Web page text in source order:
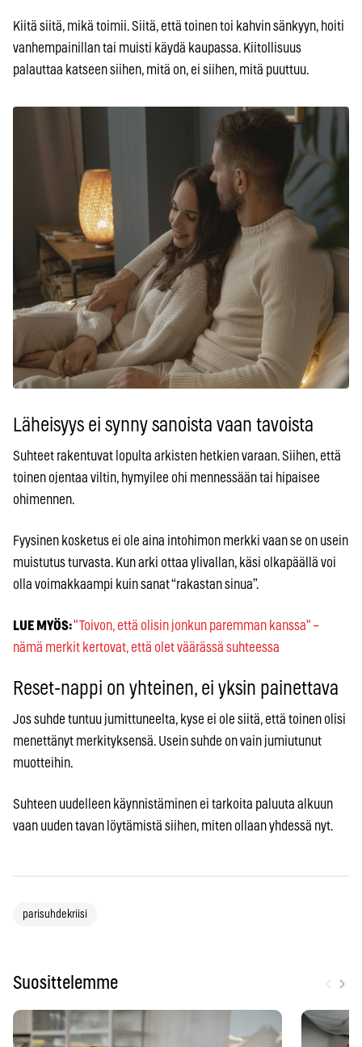
Kiitä siitä, mikä toimii. Siitä, että toinen toi kahvin sänkyyn, hoiti
vanhempainillan tai muisti käydä kaupassa. Kiitollisuus
palauttaa katseen siihen, mitä on, ei siihen, mitä puuttuu.
Läheisyys ei synny sanoista vaan tavoista
Suhteet rakentuvat lopulta arkisten hetkien varaan. Siihen, että
toinen ojentaa viltin, hymyilee ohi mennessään tai hipaisee
ohimennen.
Fyysinen kosketus ei ole aina intohimon merkki vaan se on usein
muistutus turvasta. Kun arki ottaa ylivallan, käsi olkapäällä voi
olla voimakkaampi kuin sanat “rakastan sinua”.
LUE MYÖS:"Toivon, että olisin jonkun paremman kanssa" –
nämä merkit kertovat, että olet väärässä suhteessa
Reset-nappi on yhteinen, ei yksin painettava
Jos suhde tuntuu jumittuneelta, kyse ei ole siitä, että toinen olisi
menettänyt merkityksensä. Usein suhde on vain jumiutunut
muotteihin.
Suhteen uudelleen käynnistäminen ei tarkoita paluuta alkuun
vaan uuden tavan löytämistä siihen, miten ollaan yhdessä nyt.
parisuhdekriisi
Suosittelemme ›